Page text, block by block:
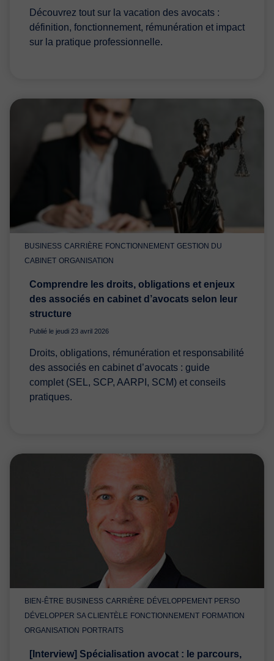
Découvrez tout sur la vacation des avocats :
définition, fonctionnement, rémunération et impact
sur la pratique professionnelle.
BUSINESS CARRIÈRE FONCTIONNEMENT GESTION DU
CABINET ORGANISATION
Comprendre les droits, obligations et enjeux
des associés en cabinet d’avocats selon leur
structure
Publié le jeudi 23 avril 2026
Droits, obligations, rémunération et responsabilité
des associés en cabinet d’avocats : guide
complet (SEL, SCP, AARPI, SCM) et conseils
pratiques.
BIEN-ÊTRE BUSINESS CARRIÈRE DÉVELOPPEMENT PERSO
DÉVELOPPER SA CLIENTÈLE FONCTIONNEMENT FORMATION
ORGANISATION PORTRAITS
[Interview] Spécialisation avocat : le parcours,